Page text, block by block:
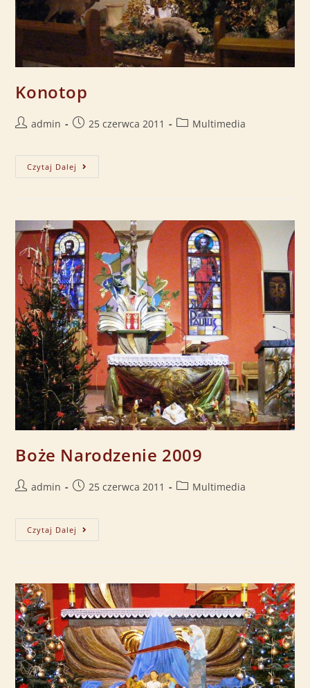
Konotop
admin 25 czerwca 2011 Multimedia
Czytaj Dalej
Boże Narodzenie 2009
admin 25 czerwca 2011 Multimedia
Czytaj Dalej